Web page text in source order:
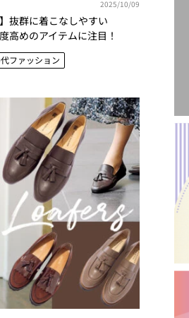
2025/10/09
抜群に着こなしやすい
高めのアイテムに注目！
ファッション